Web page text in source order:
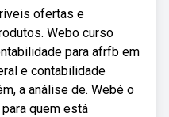
ofertas e
Webo curso
para afrfb em
e contabilidade
a análise de. Webé o
quem está